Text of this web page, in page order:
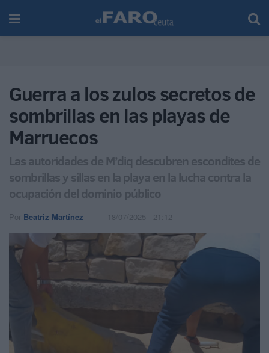
Guerra a los zulos secretos de
sombrillas en las playas de
Marruecos
Las autoridades de M’diq descubren escondites de
sombrillas y sillas en la playa en la lucha contra la
ocupación del dominio público
Por Beatriz Martínez 18/07/2025 - 21:12